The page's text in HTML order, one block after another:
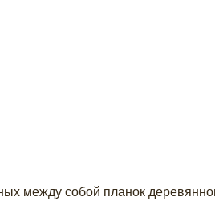
между собой планок